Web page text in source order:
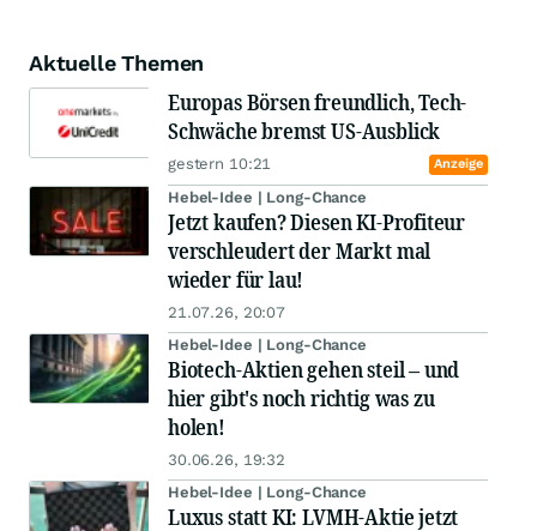
Aktuelle Themen
Europas Börsen freundlich, Tech-
Schwäche bremst US-Ausblick
gestern 10:21 Anzeige
Hebel-Idee | Long-Chance
Jetzt kaufen? Diesen KI-Profiteur
verschleudert der Markt mal
wieder für lau!
21.07.26, 20:07
Hebel-Idee | Long-Chance
Biotech-Aktien gehen steil – und
hier gibt's noch richtig was zu
holen!
30.06.26, 19:32
Hebel-Idee | Long-Chance
Luxus statt KI: LVMH-Aktie jetzt